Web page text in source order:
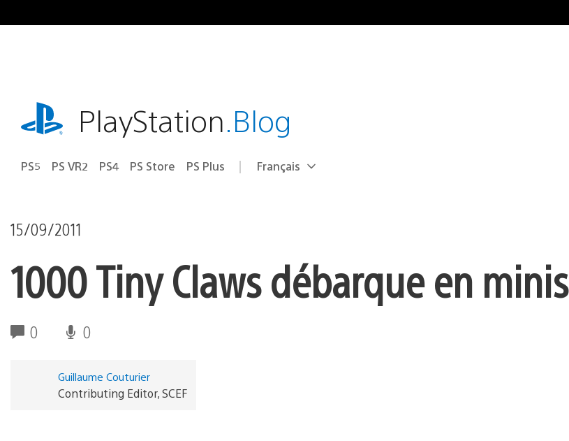
au
playstation.comPlayStation.Blog
PS5 PS VR2 PS4 PS Store PS Plus Choisir
Région
Français
15/09/2011
1000 Tiny Claws débarque en minis
0 0
Guillaume Couturier
Contributing Editor, SCEF